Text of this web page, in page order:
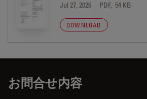
Jul 27, 2026 PDF, 54 KB
DOWNLOAD
お問合せ内容